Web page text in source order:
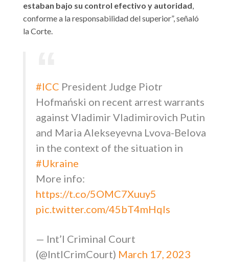
estaban bajo su control efectivo y autoridad,
conforme a la responsabilidad del superior”, señaló
la Corte.
#ICC President Judge Piotr
Hofmański on recent arrest warrants
against Vladimir Vladimirovich Putin
and Maria Alekseyevna Lvova-Belova
in the context of the situation in
#Ukraine
More info:
https://t.co/5OMC7Xuuy5
pic.twitter.com/45bT4mHqIs
— Int’l Criminal Court
(@IntlCrimCourt) March 17, 2023